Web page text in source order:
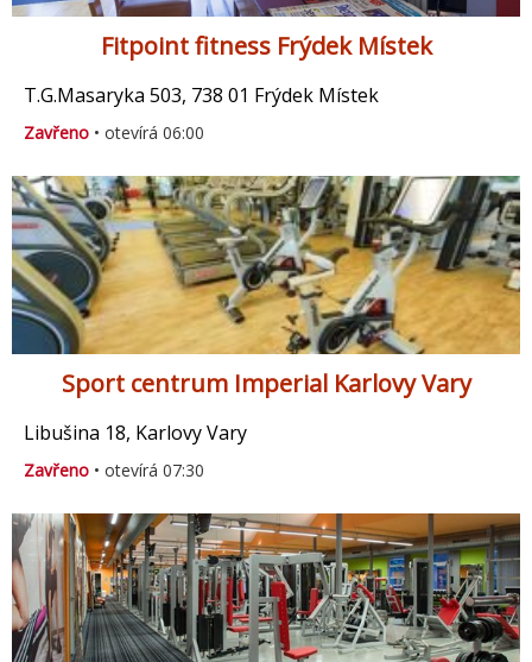
Fitpoint fitness Frýdek Místek
T.G.Masaryka 503, 738 01 Frýdek Místek
Zavřeno • otevírá 06:00
Sport centrum Imperial Karlovy Vary
Libušina 18, Karlovy Vary
Zavřeno • otevírá 07:30